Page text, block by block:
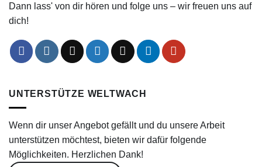
Dann lass' von dir hören und folge uns – wir freuen uns auf
dich!
UNTERSTÜTZE WELTWACH
Wenn dir unser Angebot gefällt und du unsere Arbeit
unterstützen möchtest, bieten wir dafür folgende
Möglichkeiten. Herzlichen Dank!